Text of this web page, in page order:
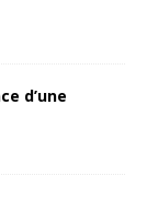
d’une